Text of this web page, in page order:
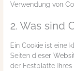
Verwendung von
2. Was sind
Ein Cookie ist eine
Seiten dieser
der Festplatte